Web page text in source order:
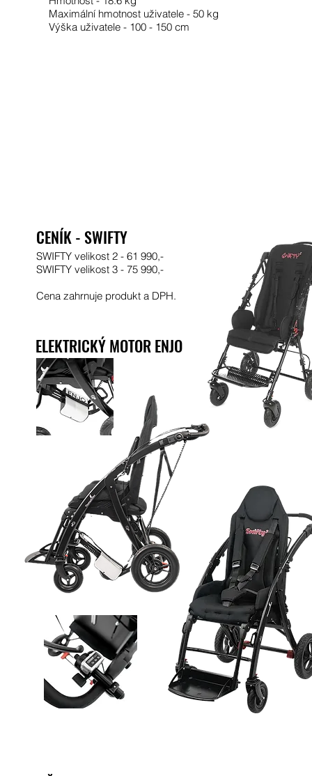
Maximální hmotnost uživatele - 50 kg
Výška uživatele - 100 - 150 cm
ELEKTRICKÝ MOTOR ENJO
SWIFTY velikost 2 - 61 990,-
SWIFTY velikost 3 - 75 990,-
Cena zahrnuje produkt a DPH.
CENÍK - SWIFTY